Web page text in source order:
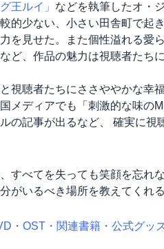
王ルイ」 などを執筆したオ・
的少ない、小さい田舎町で起
を見せた。また個性溢れる愛
ど、作品の魅力は視聴者たち
視聴者たちにささややかな幸
メディアでも「刺激的な味の
の記事が出るなど、 確実に視
すべてを失っても笑顔を忘れ
がいるべき場所を教えてくれる
・OST・関連書籍・公式グッ